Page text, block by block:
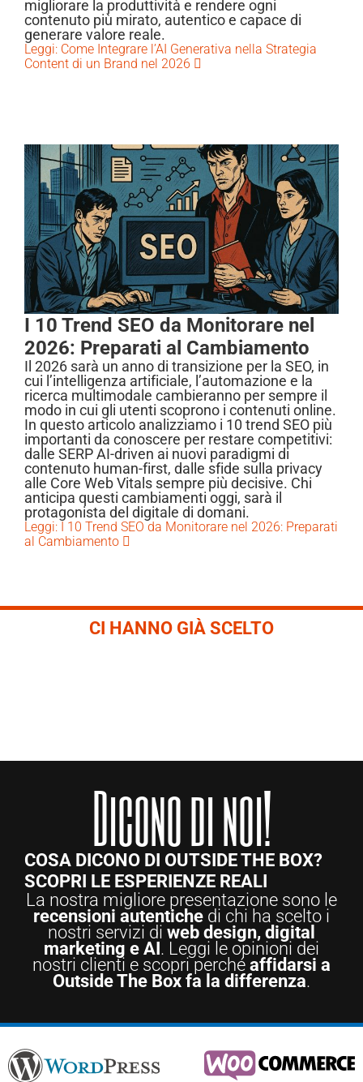
migliorare la produttività e rendere ogni
contenuto più mirato, autentico e capace di
generare valore reale.
Leggi: Come Integrare l’AI Generativa nella Strategia
Content di un Brand nel 2026
I 10 Trend SEO da Monitorare nel
2026: Preparati al Cambiamento
Il 2026 sarà un anno di transizione per la SEO, in
cui l’intelligenza artificiale, l’automazione e la
ricerca multimodale cambieranno per sempre il
modo in cui gli utenti scoprono i contenuti online.
In questo articolo analizziamo i 10 trend SEO più
importanti da conoscere per restare competitivi:
dalle SERP AI-driven ai nuovi paradigmi di
contenuto human-first, dalle sfide sulla privacy
alle Core Web Vitals sempre più decisive. Chi
anticipa questi cambiamenti oggi, sarà il
protagonista del digitale di domani.
Leggi: I 10 Trend SEO da Monitorare nel 2026: Preparati
al Cambiamento
CI HANNO GIÀ SCELTO
Dicono di noi!
COSA DICONO DI OUTSIDE THE BOX?
SCOPRI LE ESPERIENZE REALI
La nostra migliore presentazione sono le
recensioni autentiche di chi ha scelto i
nostri servizi di web design, digital
marketing e AI. Leggi le opinioni dei
nostri clienti e scopri perché affidarsi a
Outside The Box fa la differenza.